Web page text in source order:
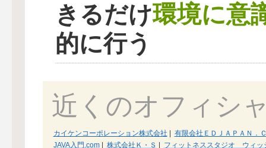
きるだけ環境に意
的に行う
近くのオフィシ
カイケンコーポレーション株式会社
有限会社ＥＤＪＡＰＡＮ．
JAVA入門.com| 株式会社Ｋ・Ｓ
フィットネススタジオ ウィッ